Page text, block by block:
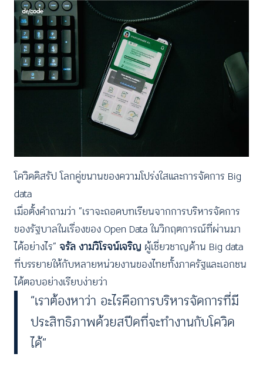
โควิดดิสรัป โลกคู่ขนานของความโปร่งใสและการจัดการ Big
data
เมื่อตั้งคำถามว่า “เราจะถอดบทเรียนจากการบริหารจัดการ
ของรัฐบาลในเรื่องของ Open Data ในวิกฤตการณ์ที่ผ่านมา
ได้อย่างไร” จรัล งามวิโรจน์เจริญ ผู้เชี่ยวชาญด้าน Big data
ที่บรรยายให้กับหลายหน่วยงานของไทยทั้งภาครัฐและเอกชน
ได้ตอบอย่างเรียบง่ายว่า
“เราต้องหาว่า อะไรคือการบริหารจัดการที่มี
ประสิทธิภาพด้วยสปีดที่จะทำงานกับโควิด
ได้”